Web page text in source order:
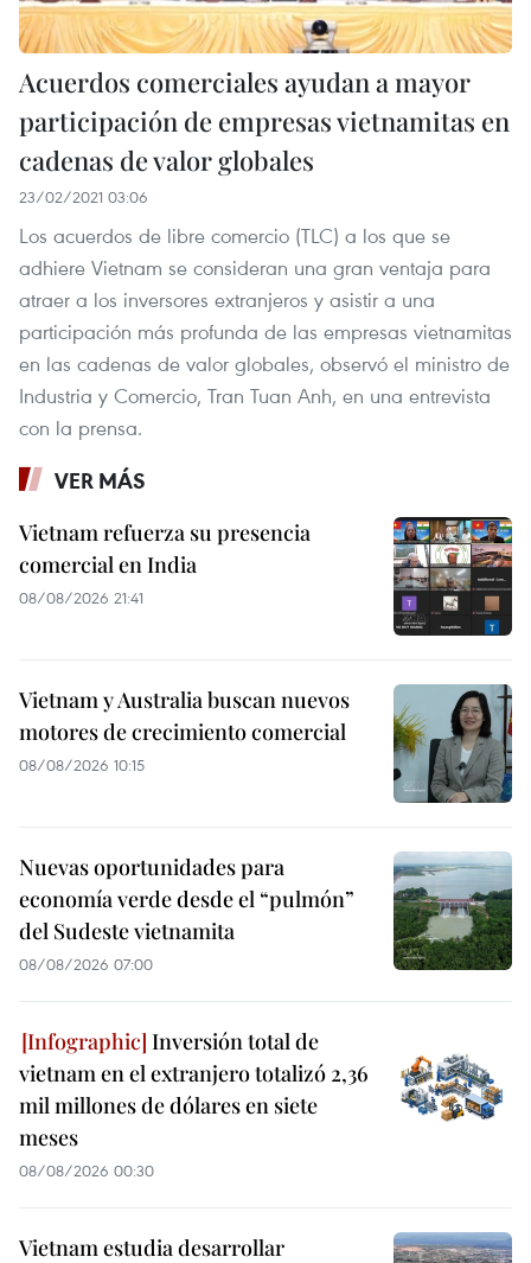
Acuerdos comerciales ayudan a mayor
participación de empresas vietnamitas en
cadenas de valor globales
23/02/2021 03:06
Los acuerdos de libre comercio (TLC) a los que se
adhiere Vietnam se consideran una gran ventaja para
atraer a los inversores extranjeros y asistir a una
participación más profunda de las empresas vietnamitas
en las cadenas de valor globales, observó el ministro de
Industria y Comercio, Tran Tuan Anh, en una entrevista
con la prensa.
VER MÁS
Vietnam refuerza su presencia
comercial en India
08/08/2026 21:41
Vietnam y Australia buscan nuevos
motores de crecimiento comercial
08/08/2026 10:15
Nuevas oportunidades para
economía verde desde el “pulmón”
del Sudeste vietnamita
08/08/2026 07:00
Inversión total de
vietnam en el extranjero totalizó 2,36
mil millones de dólares en siete
meses
08/08/2026 00:30
Vietnam estudia desarrollar